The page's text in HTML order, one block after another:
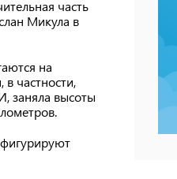
часть
Микула в
на
частности,
заняла высоты